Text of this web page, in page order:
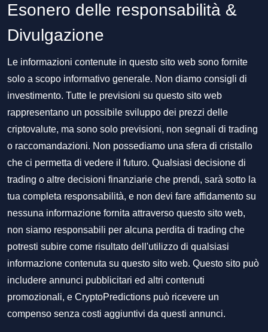
Esonero delle responsabilità &
Divulgazione
Le informazioni contenute in questo sito web sono fornite
solo a scopo informativo generale. Non diamo consigli di
investimento. Tutte le previsioni su questo sito web
rappresentano un possibile sviluppo dei prezzi delle
criptovalute, ma sono solo previsioni, non segnali di trading
o raccomandazioni. Non possediamo una sfera di cristallo
che ci permetta di vedere il futuro. Qualsiasi decisione di
trading o altre decisioni finanziarie che prendi, sarà sotto la
tua completa responsabilità, e non devi fare affidamento su
nessuna informazione fornita attraverso questo sito web,
non siamo responsabili per alcuna perdita di trading che
potresti subire come risultato dell'utilizzo di qualsiasi
informazione contenuta su questo sito web. Questo sito può
includere annunci pubblicitari ed altri contenuti
promozionali, e CryptoPredictions può ricevere un
compenso senza costi aggiuntivi da questi annunci.